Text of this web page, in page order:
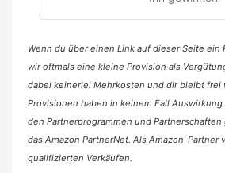
Wenn du über einen Link auf dieser Seite ein
wir oftmals eine kleine Provision als
dabei keinerlei Mehrkosten und dir bleibt frei
Provisionen haben in keinem Fall
den Partnerprogrammen und
das Amazon PartnerNet. Als Amazon-Partner
qualifizierten Verkäufen.